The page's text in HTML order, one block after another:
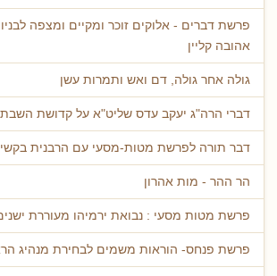
פרשת דברים - אלוקים זוכר ומקיים ומצפה
אהובה קליין
גולה אחר גולה, דם ואש ותמרות עשן
דברי הרה"ג יעקב עדס שליט"א על קדושת השבת
דבר תורה לפרשת מטות-מסעי עם הרבנית בקשי
הר ההר - מות אהרון
פרשת מטות מסעי : נבואת ירמיהו מעוררת
פרשת פנחס- הוראות משמים לבחירת מנהיג